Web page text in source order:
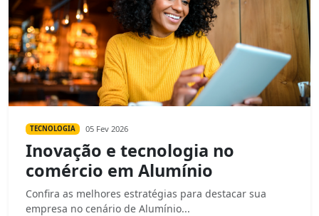
TECNOLOGIA 05 Fev 2026
Inovação e tecnologia no
comércio em Alumínio
Confira as melhores estratégias para destacar sua
empresa no cenário de Alumínio...